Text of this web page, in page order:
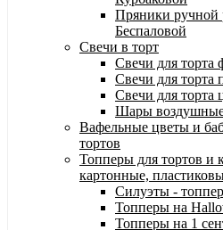
Пряники
Беспаловой
Свечи в торт
Свечи для торта
Свечи для торта
Свечи для торта
Шары
Вафельные цветы и
тортов
Топперы для тортов и
картонные,
Силуэты -
Топперы на
Топперы на 1